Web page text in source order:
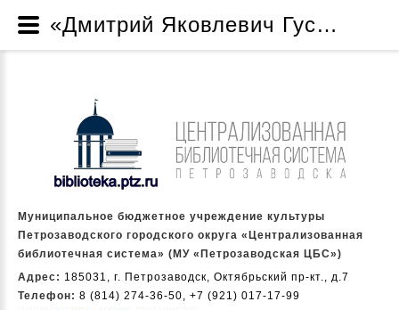
Муниципальное бюджетное учреждение культуры
Петрозаводского городского округа «Централизованная
библиотечная система» (МУ «Петрозаводская ЦБС»)
Адрес: 185031, г. Петрозаводск, Октябрьский пр-кт., д.7
Телефон: 8 (814) 274-36-50, +7 (921) 017-17-99
«Дмитрий Яковлевич Гусаров: писатель, редактор, патриот» - Для всех возрастов - Электронные издания МУ «Петрозаводская ЦБС» - Ресурсы - Муниципальное бюджетное учреждение культуры Петрозаводского городского округа «Централизованная библиотечная система» (МУ «Петрозаводская ЦБС»)